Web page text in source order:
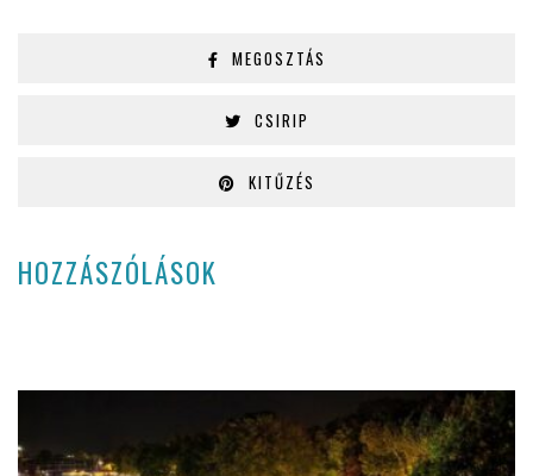
MEGOSZTÁS
CSIRIP
KITŰZÉS
HOZZÁSZÓLÁSOK